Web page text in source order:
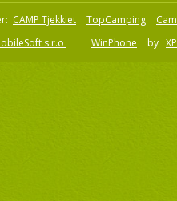
CAMP Tjekkiet TopCamping
s.r.o WinPhone by